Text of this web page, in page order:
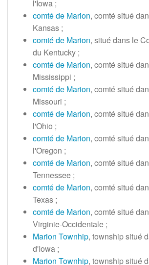
l'Iowa ;
comté de Marion, comté situé
Kansas ;
comté de Marion, situé dans le
du Kentucky ;
comté de Marion, comté situé
Mississippi ;
comté de Marion, comté situé
Missouri ;
comté de Marion, comté situé
l'Ohio ;
comté de Marion, comté situé
l'Oregon ;
comté de Marion, comté situé
Tennessee ;
comté de Marion, comté situé
Texas ;
comté de Marion, comté situé
Virginie-Occidentale ;
Marion Townhip, township situé
d'Iowa ;
Marion Townhip, township situé